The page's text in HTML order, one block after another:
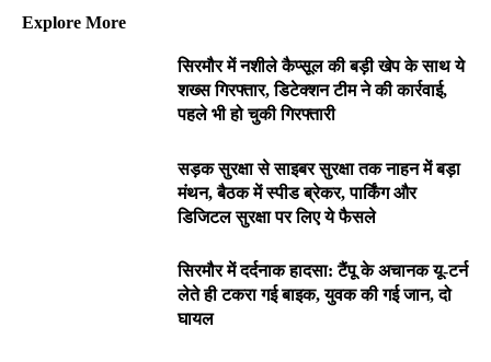
Explore More
सिरमौर में नशीले कैप्सूल की बड़ी खेप के साथ ये
शख्स गिरफ्तार, डिटेक्शन टीम ने की कार्रवाई,
पहले भी हो चुकी गिरफ्तारी
सड़क सुरक्षा से साइबर सुरक्षा तक नाहन में बड़ा
मंथन, बैठक में स्पीड ब्रेकर, पार्किंग और
डिजिटल सुरक्षा पर लिए ये फैसले
सिरमौर में दर्दनाक हादसा: टैंपू के अचानक यू-टर्न
लेते ही टकरा गई बाइक, युवक की गई जान, दो
घायल